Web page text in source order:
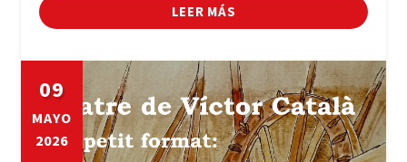
LEER MÁS
09
MAYO
2026